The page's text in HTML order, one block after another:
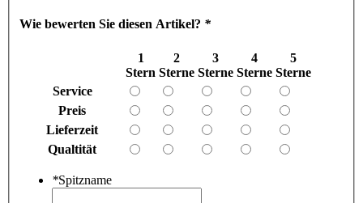
Wie bewerten Sie diesen Artikel? *
1
Stern
2
Sterne
3
Sterne
4
Sterne
5
Sterne
Service
Preis
Lieferzeit
Qualtität
*Spitzname